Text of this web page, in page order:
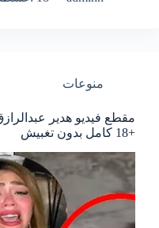
منوعات
مقطع فيديو هدير
+18 كامل بدون تغبيش